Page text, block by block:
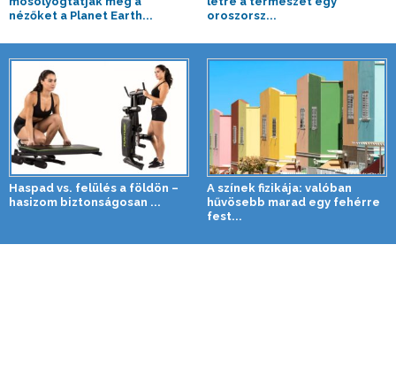
nézőket a Planet Earth...
oroszorsz...
Haspad vs. felülés a földön –
hasizom biztonságosan ...
A színek fizikája: valóban
hűvösebb marad egy fehérre
fest...